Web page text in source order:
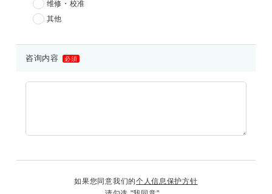
维修・校准
其他
咨询内容 必須
如果您同意我们的个人信息保护方针